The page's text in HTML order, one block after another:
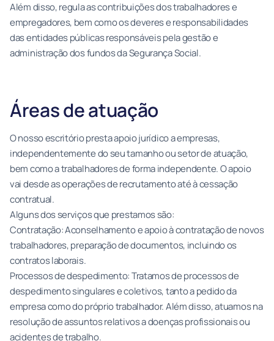
Além disso, regula as contribuições dos trabalhadores e
empregadores, bem como os deveres e responsabilidades
das entidades públicas responsáveis pela gestão e
administração dos fundos da Segurança Social.
Áreas de atuação
O nosso escritório presta apoio jurídico a empresas,
independentemente do seu tamanho ou setor de atuação,
bem como a trabalhadores de forma independente. O apoio
vai desde as operações de recrutamento até à cessação
contratual.
Alguns dos serviços que prestamos são:
Contratação: Aconselhamento e apoio à contratação de novos
trabalhadores, preparação de documentos, incluindo os
contratos laborais.
Processos de despedimento: Tratamos de processos de
despedimento singulares e coletivos, tanto a pedido da
empresa como do próprio trabalhador. Além disso, atuamos na
resolução de assuntos relativos a doenças profissionais ou
acidentes de trabalho.